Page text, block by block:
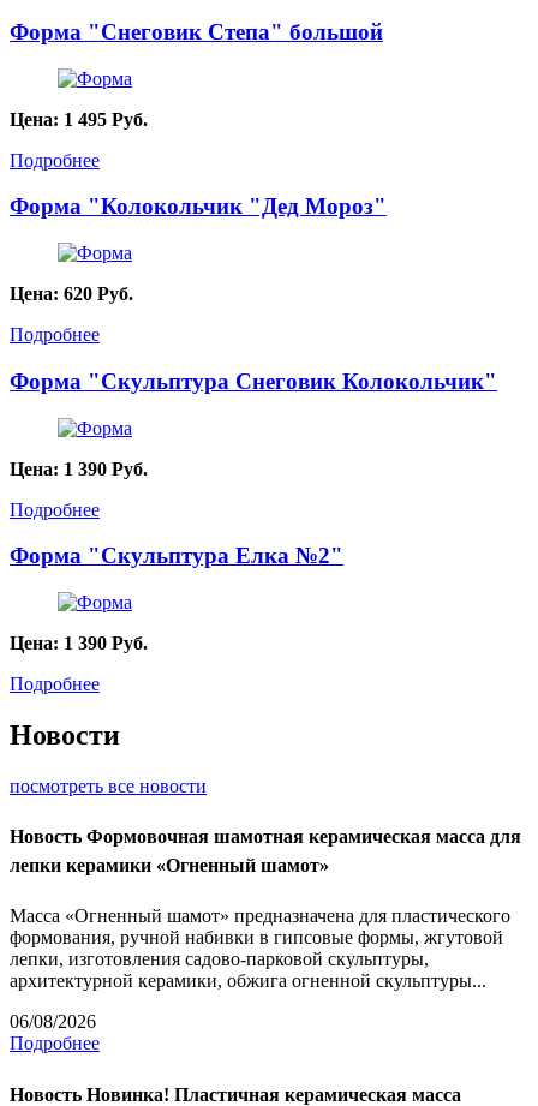
Форма "Снеговик Степа" большой
Цена: 1 495 Руб.
Подробнее
Форма "Колокольчик "Дед Мороз"
Цена: 620 Руб.
Подробнее
Форма "Скульптура Снеговик Колокольчик"
Цена: 1 390 Руб.
Подробнее
Форма "Скульптура Елка №2"
Цена: 1 390 Руб.
Подробнее
Новости
посмотреть все новости
Новость Формовочная шамотная керамическая масса для
лепки керамики «Огненный шамот»
Масса «Огненный шамот» предназначена для пластического
формования, ручной набивки в гипсовые формы, жгутовой
лепки, изготовления садово-парковой скульптуры,
архитектурной керамики, обжига огненной скульптуры...
06/08/2026
Подробнее
Новость Новинка! Пластичная керамическая масса